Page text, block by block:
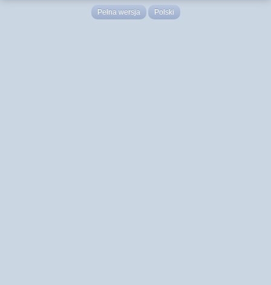
Pełna wersja Polski